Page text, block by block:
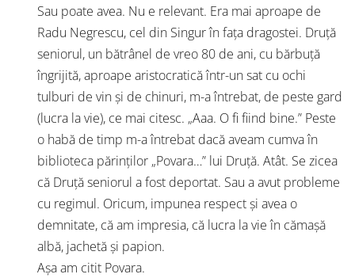
Sau poate avea. Nu e relevant. Era mai aproape de
Radu Negrescu, cel din Singur în fața dragostei. Druță
seniorul, un bătrânel de vreo 80 de ani, cu bărbuță
îngrijită, aproape aristocratică într-un sat cu ochi
tulburi de vin și de chinuri, m-a întrebat, de peste gard
(lucra la vie), ce mai citesc. „Aaa. O fi fiind bine.” Peste
o habă de timp m-a întrebat dacă aveam cumva în
biblioteca părinților „Povara…” lui Druță. Atât. Se zicea
că Druță seniorul a fost deportat. Sau a avut probleme
cu regimul. Oricum, impunea respect și avea o
demnitate, că am impresia, că lucra la vie în cămașă
albă, jachetă și papion.
Așa am citit Povara.